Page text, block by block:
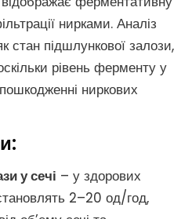
нирками. Аналіз
стан підшлункової залози,
рівень ферменту у
ниркових
у сечі – у здорових
2–20 од/год,